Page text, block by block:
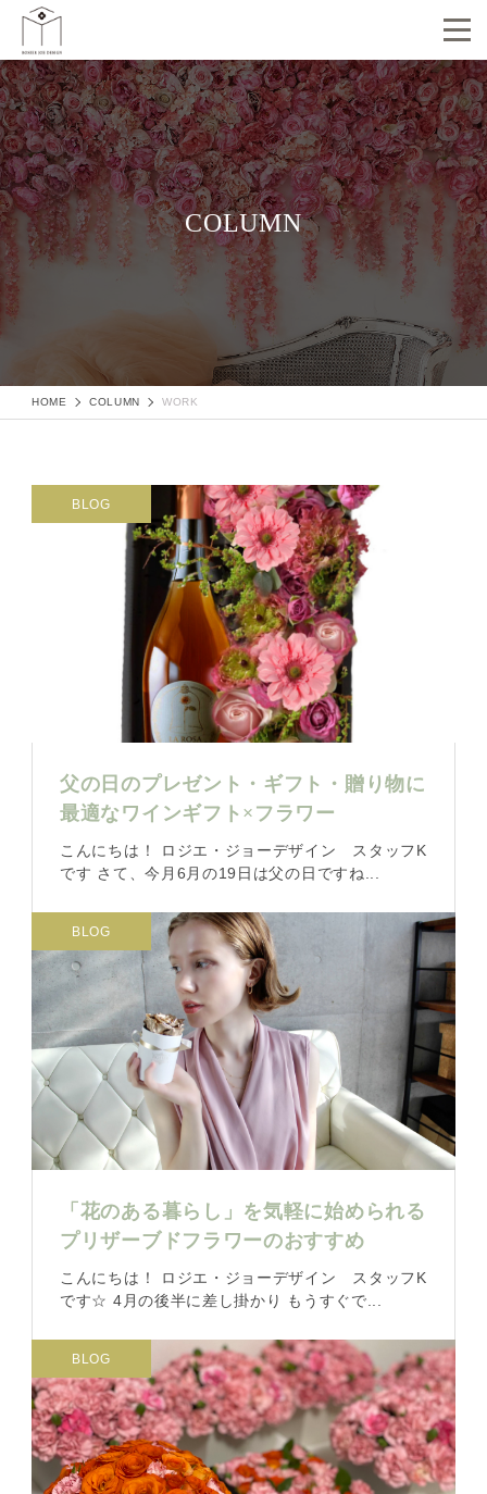
COLUMN
HOME COLUMN WORK
BLOG
父の日のプレゼント・ギフト・贈り物に
最適なワインギフト×フラワー
こんにちは！ ロジエ・ジョーデザイン スタッフK
です さて、今月6月の19日は父の日ですね...
BLOG
「花のある暮らし」を気軽に始められる
プリザーブドフラワーのおすすめ
こんにちは！ ロジエ・ジョーデザイン スタッフK
です☆ 4月の後半に差し掛かり もうすぐで...
BLOG